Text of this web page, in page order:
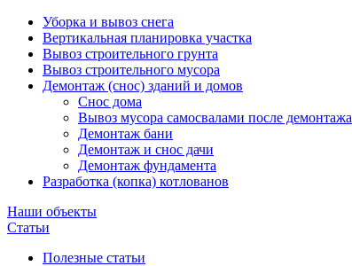
Уборка и вывоз снега
Вертикальная планировка участка
Вывоз строительного грунта
Вывоз строительного мусора
Демонтаж (снос) зданий и домов
Снос дома
Вывоз мусора самосвалами после демонтажа
Демонтаж бани
Демонтаж и снос дачи
Демонтаж фундамента
Разработка (копка) котлованов
Наши объекты
Статьи
Полезные статьи